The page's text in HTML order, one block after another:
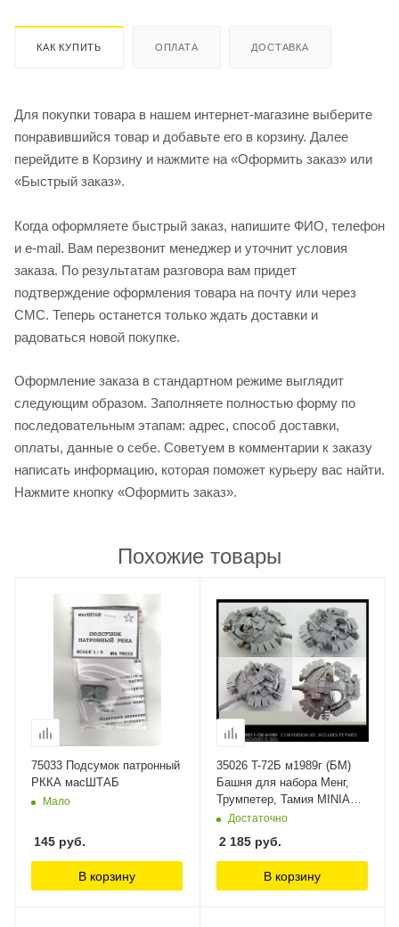
КАК КУПИТЬ ОПЛАТА ДОСТАВКА
Для покупки товара в нашем интернет-магазине выберите
понравившийся товар и добавьте его в корзину. Далее
перейдите в Корзину и нажмите на «Оформить заказ» или
«Быстрый заказ».
Когда оформляете быстрый заказ, напишите ФИО, телефон
и e-mail. Вам перезвонит менеджер и уточнит условия
заказа. По результатам разговора вам придет
подтверждение оформления товара на почту или через
СМС. Теперь останется только ждать доставки и
радоваться новой покупке.
Оформление заказа в стандартном режиме выглядит
следующим образом. Заполняете полностью форму по
последовательным этапам: адрес, способ доставки,
оплаты, данные о себе. Советуем в комментарии к заказу
написать информацию, которая поможет курьеру вас найти.
Нажмите кнопку «Оформить заказ».
Похожие товары
75033 Подсумок патронный
РККА масШТАБ
Мало
145 руб.
В корзину
35026 T-72Б м1989г (БМ)
Башня для набора Менг,
Трумпетер, Тамия MINIARM
1/35Достаточно
2 185 руб.
В корзину